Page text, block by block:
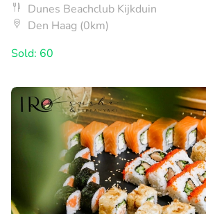
Dunes Beachclub Kijkduin
Den Haag (0km)
Sold: 60